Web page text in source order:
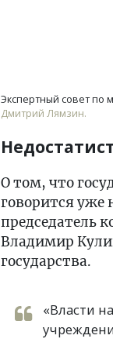
Экспертный совет по
Дмитрий Лямзин.
О том, что
говорится уже
председатель
Владимир
государства.
«Власти